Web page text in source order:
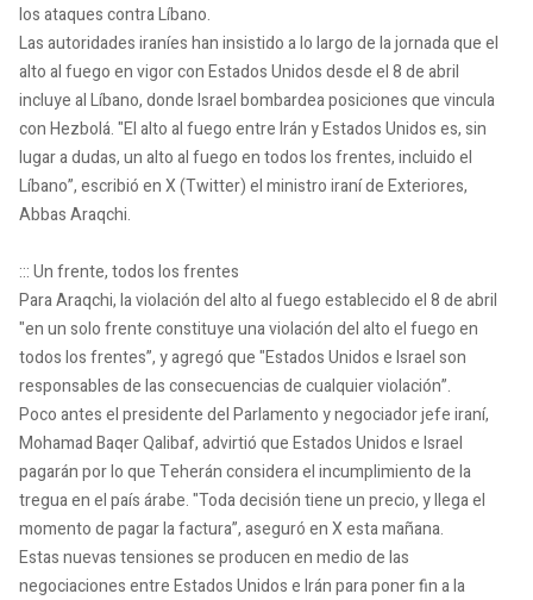
los ataques contra Líbano.
Las autoridades iraníes han insistido a lo largo de la jornada que el
alto al fuego en vigor con Estados Unidos desde el 8 de abril
incluye al Líbano, donde Israel bombardea posiciones que vincula
con Hezbolá. "El alto al fuego entre Irán y Estados Unidos es, sin
lugar a dudas, un alto al fuego en todos los frentes, incluido el
Líbano”, escribió en X (Twitter) el ministro iraní de Exteriores,
Abbas Araqchi.
::: Un frente, todos los frentes
Para Araqchi, la violación del alto al fuego establecido el 8 de abril
"en un solo frente constituye una violación del alto el fuego en
todos los frentes”, y agregó que "Estados Unidos e Israel son
responsables de las consecuencias de cualquier violación”.
Poco antes el presidente del Parlamento y negociador jefe iraní,
Mohamad Baqer Qalibaf, advirtió que Estados Unidos e Israel
pagarán por lo que Teherán considera el incumplimiento de la
tregua en el país árabe. "Toda decisión tiene un precio, y llega el
momento de pagar la factura”, aseguró en X esta mañana.
Estas nuevas tensiones se producen en medio de las
negociaciones entre Estados Unidos e Irán para poner fin a la